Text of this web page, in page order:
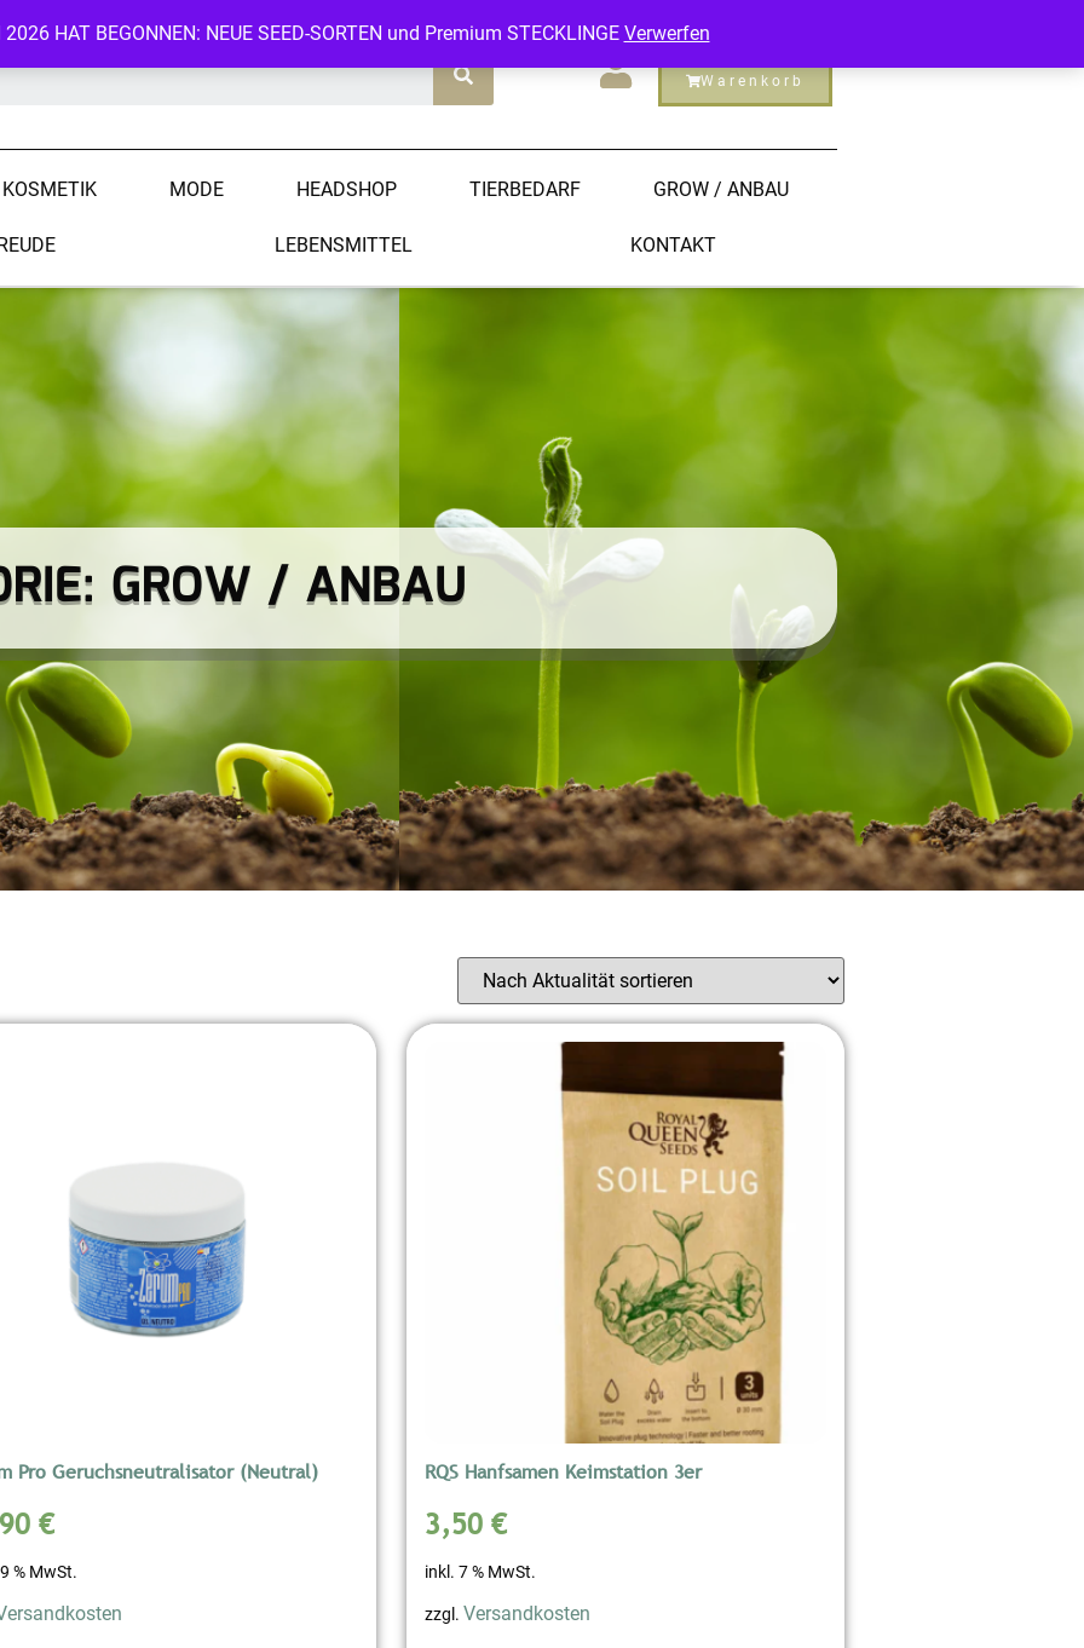
HAT BEGONNEN: NEUE SEED-SORTEN und Premium STECKLINGE Verwerfen
Warenkorb
KOSMETIK MODE HEADSHOP TIERBEDARF GROW / ANBAU
LEBENSMITTEL KONTAKT
GROW / ANBAU
Pro Geruchsneutralisator (Neutral)
€
% MwSt.
RQS Hanfsamen Keimstation 3er
3,50 €
inkl. 7 % MwSt.
zzgl. Versandkosten